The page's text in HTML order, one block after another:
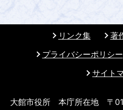
リンク集
著
プライバシーポリシー
サイト
大館市役所 本庁所在地 〒